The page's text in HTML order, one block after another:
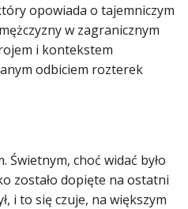
opowiada o tajemniczym
w zagranicznym
i kontekstem
odbiciem rozterek
Świetnym, choć widać było
zostało dopięte na ostatni
i to się czuje, na większym